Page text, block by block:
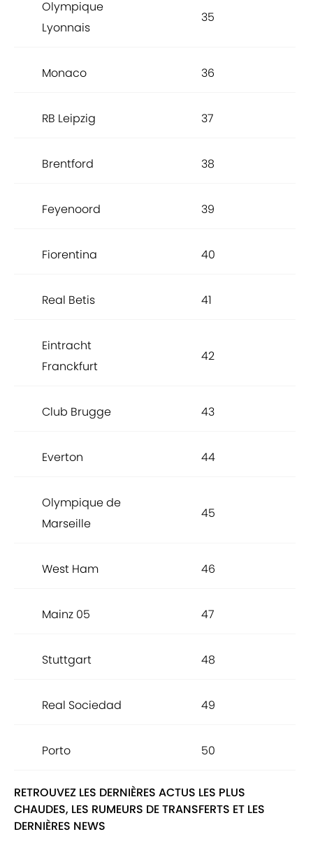
Olympique
Lyonnais
35
Monaco 36
RB Leipzig 37
Brentford 38
Feyenoord 39
Fiorentina 40
Real Betis 41
Eintracht
Franckfurt
42
Club Brugge 43
Everton 44
Olympique de
Marseille
45
West Ham 46
Mainz 05 47
Stuttgart 48
Real Sociedad 49
Porto 50
RETROUVEZ LES DERNIÈRES ACTUS LES PLUS
CHAUDES, LES RUMEURS DE TRANSFERTS ET LES
DERNIÈRES NEWS